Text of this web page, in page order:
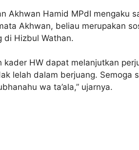
Akhwan Hamid MPdI mengaku
Akhwan, beliau merupakan
di Hizbul Wathan.
kader HW dapat melanjutkan
lelah dalam berjuang. Semoga
wa ta’ala,” ujarnya.